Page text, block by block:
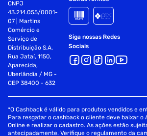
- Resolução Da Tela: 3120 X 1440 (Qhd+)
- Com Leitor De Impressão Digital: Sim
- Com Reconhecimento Facial: Sim
- Classificação Ip: Ip68
- Com Bluetooth: Sim
- Compatibilidade Com Outros
CNPJ
43.214.055/0001-
07 | Martins
Comércio e
Serviço de
Distribuição S.A.
Rua Jataí, 1150,
Aparecida,
Uberlândia / MG -
CEP 38400 - 632
Siga nossas Redes
Sociais
*O Cashback é válido para produtos vendidos e
Para resgatar o cashback o cliente deve baixar o
Online e realizar o cadastro. As ações estão
antecipadamente. Verifique o regulamento da